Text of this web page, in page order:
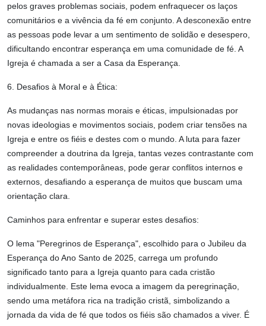
pelos graves problemas sociais, podem enfraquecer os laços
comunitários e a vivência da fé em conjunto. A desconexão entre
as pessoas pode levar a um sentimento de solidão e desespero,
dificultando encontrar esperança em uma comunidade de fé. A
Igreja é chamada a ser a Casa da Esperança.
6. Desafios à Moral e à Ética:
As mudanças nas normas morais e éticas, impulsionadas por
novas ideologias e movimentos sociais, podem criar tensões na
Igreja e entre os fiéis e destes com o mundo. A luta para fazer
compreender a doutrina da Igreja, tantas vezes contrastante com
as realidades contemporâneas, pode gerar conflitos internos e
externos, desafiando a esperança de muitos que buscam uma
orientação clara.
Caminhos para enfrentar e superar estes desafios:
O lema "Peregrinos de Esperança", escolhido para o Jubileu da
Esperança do Ano Santo de 2025, carrega um profundo
significado tanto para a Igreja quanto para cada cristão
individualmente. Este lema evoca a imagem da peregrinação,
sendo uma metáfora rica na tradição cristã, simbolizando a
jornada da vida de fé que todos os fiéis são chamados a viver. É